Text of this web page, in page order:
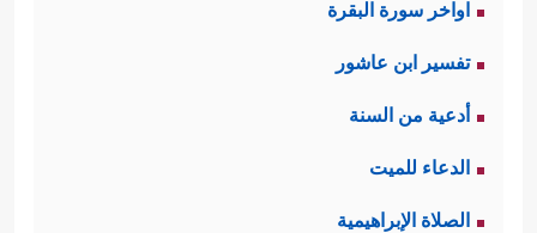
اواخر سورة البقرة
تفسير ابن عاشور
أدعية من السنة
الدعاء للميت
الصلاة الإبراهيمية